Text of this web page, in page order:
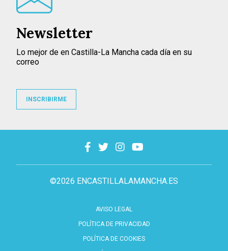
©2026 ENCASTILLALAMANCHA.ES
AVISO LEGAL
POLÍTICA DE PRIVACIDAD
POLÍTICA DE COOKIES
Newsletter
Lo mejor de en Castilla-La Mancha cada día en su
correo
INSCRIBIRME